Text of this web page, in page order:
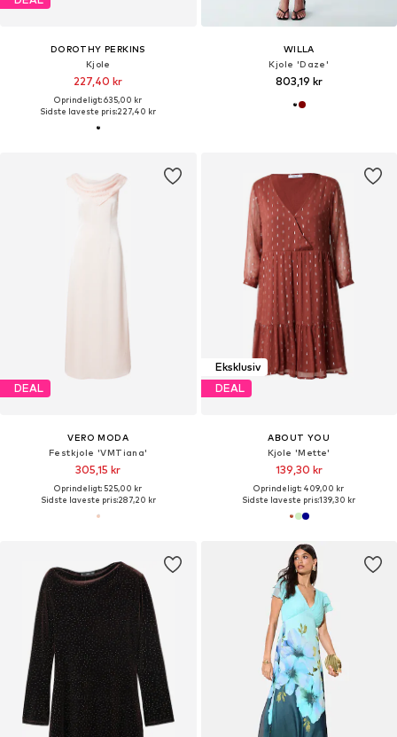
DOROTHY PERKINS
Kjole
227,40 kr
Oprindeligt: 635,00 kr
Sidste laveste pris:227,40 kr
WILLA
Kjole 'Daze'
803,19 kr
DEAL
VERO MODA
Festkjole 'VMTiana'
305,15 kr
Oprindeligt: 525,00 kr
Sidste laveste pris:287,20 kr
Eksklusiv
DEAL
ABOUT YOU
Kjole 'Mette'
139,30 kr
Oprindeligt: 409,00 kr
Sidste laveste pris:139,30 kr